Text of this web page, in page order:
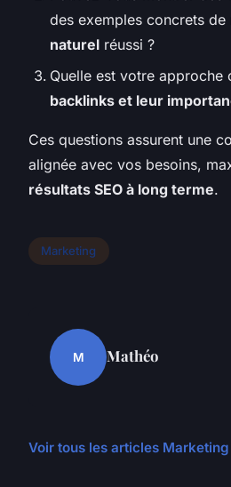
des exemples concrets de
naturel réussi ?
Quelle est votre approche
backlinks et leur
Ces questions assurent une
alignée avec vos besoins,
résultats SEO à long terme.
Marketing
M Mathéo
Voir tous les articles